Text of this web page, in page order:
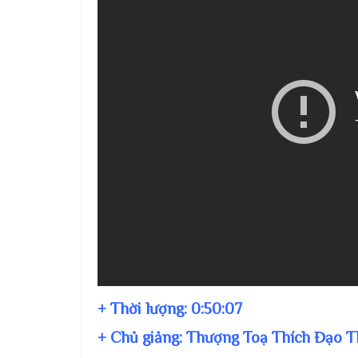
+ Thời lượng: 0:50:07
+ Chủ giảng: Thượng Toạ Thích Đạo